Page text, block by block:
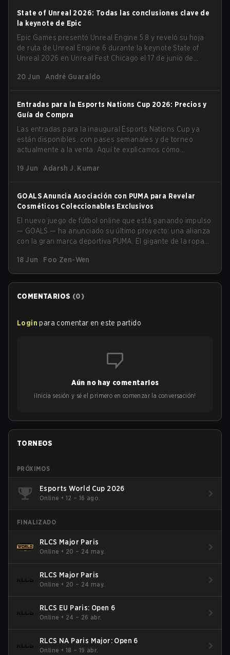
State of Unreal 2026: Todas las conclusiones clave de
la keynote de Epic
Epic Games presentó Unreal Engine 5.8 y reveló su hoja
de ruta de Unreal Engine 6 durante la keynote State of
Unreal 2026 en Unreal Fest Chicago el 17 de junio de
20 Jun
André Guaraldo
Entradas para la Esports Nations Cup 2026: Precios y
Guía de Compra
Las entradas para la inaugural Esports Nations Cup ya
están disponibles, con pases semanales y de torneo
actualmente a la venta. Aquí te explicamos cómo
19 Jun
Adarsh J. Kumar
GOALS Anuncia Asociación con PUMA para Revelar
Cosméticos Coleccionables Exclusivos
El nuevo juego de fútbol online que está ganando impulso
— GOALS — ha anunciado su último proyecto: una alianza
con la gran marca deportiva PUMA. El gigante de la ropa
GOALS para el lanzamiento de una línea exclusiva de
cosméticos coleccionables.
18 Jun Foo Zen-Wen
COMENTARIOS (0)
Login para comentar en este partido
Aún no hay comentarios
¡Inicia sesión y sé el primero en comenzar la conversación!
TORNEOS
PRÓXIMOS
Esports World Cup 2026
Online • 12 – 16 ago.
FINALIZADO
RLCS Major Paris
Online • 20 – 24 may.
RLCS Major Paris
Online • 20 – 24 may.
RLCS EU Paris: Open 6
Online • 24 – 26 abr.
RLCS NA Paris Major: Open 6
Online • 18 – 19 abr.